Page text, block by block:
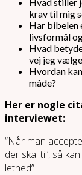
krav til mig
Har bibelen
livsformål
Hvad
vej jeg
Hvordan
måde?
Her er nogle
interviewet:
“Når man
der skal til’, så
lethed”